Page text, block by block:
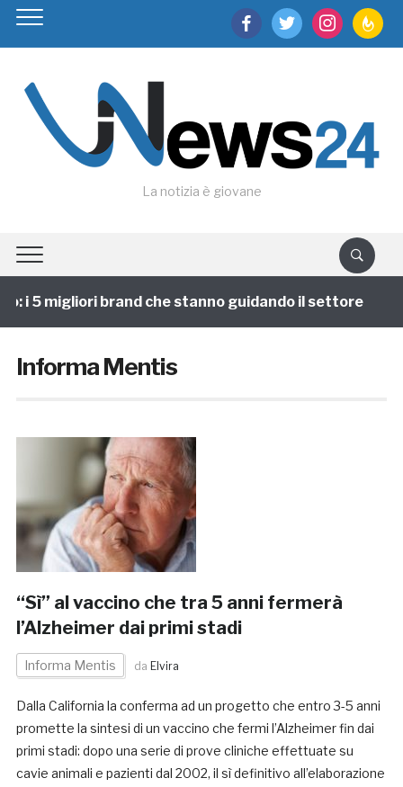
facebooktwitter instagram
La notizia è giovane
i 5 migliori brand che stanno guidando il settore
Informa Mentis
“Sì” al vaccino che tra 5 anni fermerà
l’Alzheimer dai primi stadi
Informa Mentis da Elvira
Dalla California la conferma ad un progetto che entro 3-5 anni
promette la sintesi di un vaccino che fermi l’Alzheimer fin dai
primi stadi: dopo una serie di prove cliniche effettuate su
cavie animali e pazienti dal 2002, il sì definitivo all’elaborazione